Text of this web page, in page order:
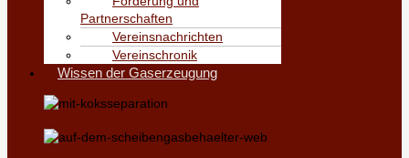
Partnerschaften
Vereinsnachrichten
Vereinschronik
Wissen der Gaserzeugung